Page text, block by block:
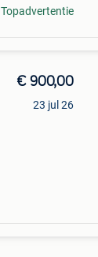
Topadvertentie
€ 900,00
23 jul 26